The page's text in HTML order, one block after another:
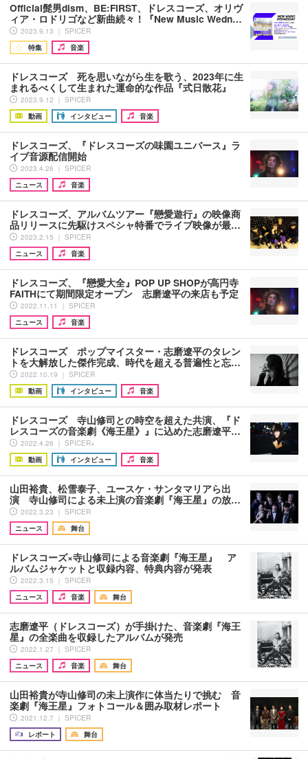
Official髭男dism、BE:FIRST、ドレスコーズ、オリヴ
ィア・ロドリゴなど新曲続々！『New Music Wedn…
2023.9.13 ｜ SPICER
特集
音楽
ドレスコーズ 死を思いながら生を歌う、2023年に生
まれるべくして生まれた運命的な作品『式日散花』
2023.9.12 ｜ SPICER
動画
インタビュー 音楽
ドレスコーズ、『ドレスコーズの味園ユニバース』ラ
イブ音源配信開始
2023.4.26 ｜ SPICER
ニュース
音楽
ドレスコーズ、アルバムツアー『戀愛遊行』の映像商
品リリースに先駆けスペシャ特番でライブ映像が最…
2023.2.15 ｜ SPICER
ニュース
音楽
ドレスコーズ、『戀愛大全』POP UP SHOPが高円寺
FAITHにて期間限定オープン 志磨遼平の来店も予定
2022.11.11 ｜ SPICER
ニュース
音楽
ドレスコーズ ポップマイスター・志磨遼平のタレン
トを大解放した傑作完成、時代を超える普遍性と忘…
2022.10.19 ｜ SPICER
動画
インタビュー 音楽
ドレスコーズ 寺山修司との時空を超えた共演、『ド
レスコーズの音楽劇《海王星》』に込めた志磨遼平…
2022.4.26 ｜ SPICER+
動画
インタビュー 音楽
山田裕貴、松雪泰子、ユースケ・サンタマリアら出
演 寺山修司による未上演の音楽劇『海王星』の放…
2022.3.23 ｜ SPICER
ニュース
舞台
ドレスコーズ×寺山修司による音楽劇『海王星』 ア
ルバムジャケットと収録内容、特典内容が発表
2022.3.15 ｜ SPICER
ニュース
音楽 舞台
志磨遼平（ドレスコーズ）が手掛けた、音楽劇『海王
星』の全楽曲を収録したアルバムが発売
2022.1.27 ｜ SPICER
ニュース
音楽 舞台
山田裕貴が寺山修司の未上演作に体当たりで挑む 音
楽劇『海王星』フォトコール＆囲み取材レポート
2021.12.7 ｜ SPICER
レポート
舞台